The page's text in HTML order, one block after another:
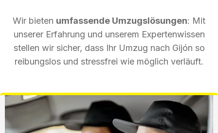
Wir bieten umfassende Umzugslösungen: Mit
unserer Erfahrung und unserem Expertenwissen
stellen wir sicher, dass Ihr Umzug nach Gijón so
reibungslos und stressfrei wie möglich verläuft.